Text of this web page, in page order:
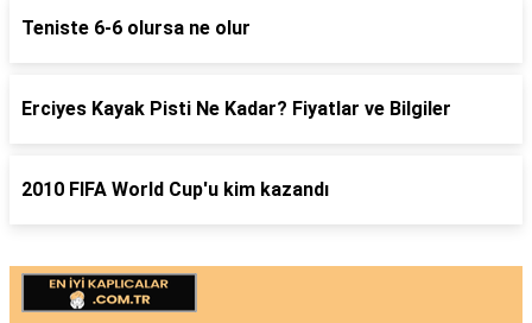
Teniste 6-6 olursa ne olur
Erciyes Kayak Pisti Ne Kadar? Fiyatlar ve Bilgiler
2010 FIFA World Cup'u kim kazandı